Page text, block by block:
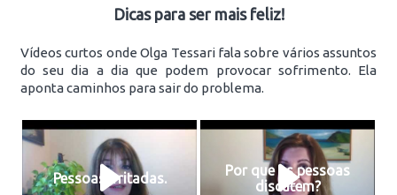
Dicas para ser mais feliz!
Vídeos curtos onde Olga Tessari fala sobre vários assuntos
do seu dia a dia que podem provocar sofrimento. Ela
aponta caminhos para sair do problema.
Pessoas irritadas.
Por que as pessoas
discutem?